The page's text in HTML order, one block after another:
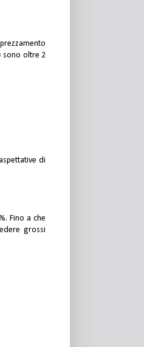
sono oltre 2
di
Fino a che
grossi